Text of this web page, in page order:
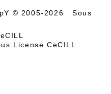
© 2005-2026 Sous
License CeCILL